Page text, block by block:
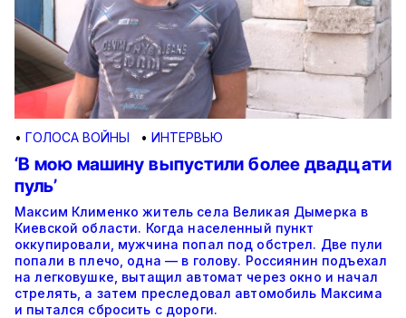
• ГОЛОСА ВОЙНЫ • ИНТЕРВЬЮ
‘В мою машину выпустили более двадцати
пуль’
Максим Клименко житель села Великая Дымерка в
Киевской области. Когда населенный пункт
оккупировали, мужчина попал под обстрел. Две пули
попали в плечо, одна — в голову. Россиянин подъехал
на легковушке, вытащил автомат через окно и начал
стрелять, а затем преследовал автомобиль Максима
и пытался сбросить с дороги.